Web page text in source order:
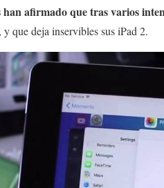
afirmado que tras varios
, y que deja inservibles sus iPad 2.